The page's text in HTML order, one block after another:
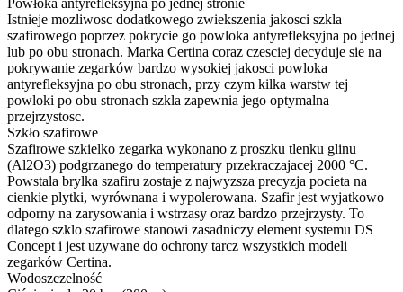
Powłoka antyrefleksyjna po jednej stronie
Istnieje mozliwosc dodatkowego zwiekszenia jakosci szkla
szafirowego poprzez pokrycie go powloka antyrefleksyjna po jednej
lub po obu stronach. Marka Certina coraz czesciej decyduje sie na
pokrywanie zegarków bardzo wysokiej jakosci powloka
antyrefleksyjna po obu stronach, przy czym kilka warstw tej
powloki po obu stronach szkla zapewnia jego optymalna
przejrzystosc.
Szkło szafirowe
Szafirowe szkielko zegarka wykonano z proszku tlenku glinu
(Al2O3) podgrzanego do temperatury przekraczajacej 2000 °C.
Powstala brylka szafiru zostaje z najwyzsza precyzja pocieta na
cienkie plytki, wyrównana i wypolerowana. Szafir jest wyjatkowo
odporny na zarysowania i wstrzasy oraz bardzo przejrzysty. To
dlatego szklo szafirowe stanowi zasadniczy element systemu DS
Concept i jest uzywane do ochrony tarcz wszystkich modeli
zegarków Certina.
Wodoszczelność